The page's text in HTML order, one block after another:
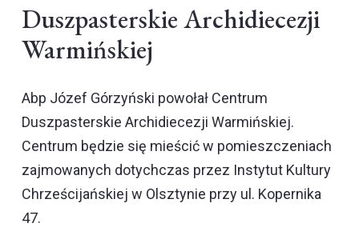
Duszpasterskie Archidiecezji
Warmińskiej
Abp Józef Górzyński powołał Centrum
Duszpasterskie Archidiecezji Warmińskiej.
Centrum będzie się mieścić w pomieszczeniach
zajmowanych dotychczas przez Instytut Kultury
Chrześcijańskiej w Olsztynie przy ul. Kopernika
47.